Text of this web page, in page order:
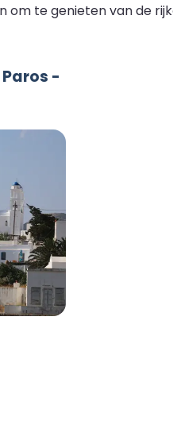
om te genieten van de
-